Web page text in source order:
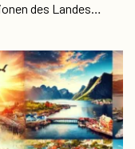
des Landes